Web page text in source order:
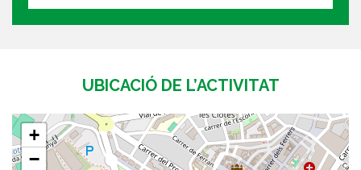
UBICACIÓ DE L’ACTIVITAT
+
−